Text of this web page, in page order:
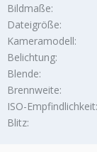
Bildmaße
Dateigröße
Kameramodell
Belichtung
Blende
Brennweite
ISO-Empfindlichkeit
Blitz